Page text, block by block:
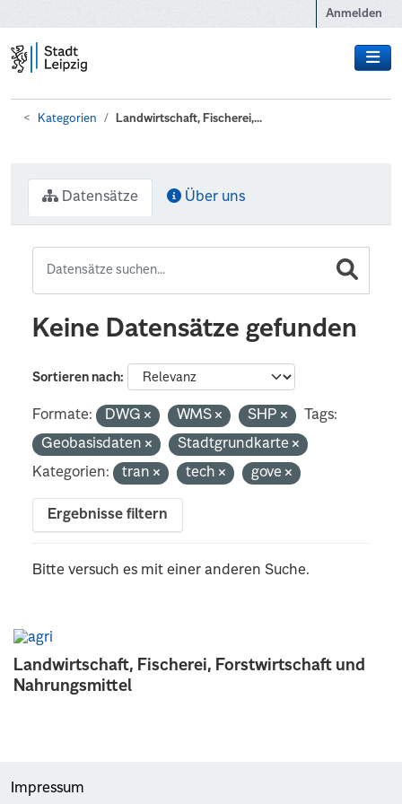
Anmelden
Kategorien Landwirtschaft, Fischerei,...
Landwirtschaft, Fischerei, Forstwirtschaft und
Nahrungsmittel
Datensätze Über uns
Keine Datensätze gefunden
Sortieren nach
Formate: DWG WMS SHP
Tags:
Geobasisdaten
Stadtgrundkarte
Kategorien:
tran tech gove
Ergebnisse filtern
Bitte versuch es mit einer anderen Suche.
Impressum